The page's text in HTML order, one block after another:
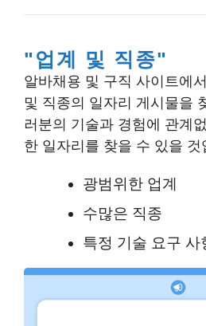
업계 및 직종
알바채용 및 구직 사이트에
및 직종의 일자리 게시물을
러분의 기술과 경험에 관계
한 일자리를 찾을 수 있을 것
광범위한 업계
수많은 직종
특정 기술 요구 사